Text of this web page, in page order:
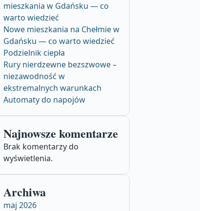
mieszkania w Gdańsku — co
warto wiedzieć
Nowe mieszkania na Chełmie w
Gdańsku — co warto wiedzieć
Podzielnik ciepła
Rury nierdzewne bezszwowe –
niezawodność w
ekstremalnych warunkach
Automaty do napojów
Najnowsze komentarze
Brak komentarzy do
wyświetlenia.
Archiwa
maj 2026